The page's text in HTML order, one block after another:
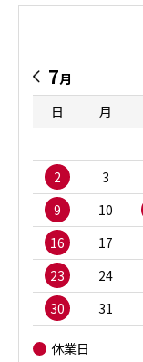
7月
日
月
2
3
9
10
16
17
23
24
30
31
休業日